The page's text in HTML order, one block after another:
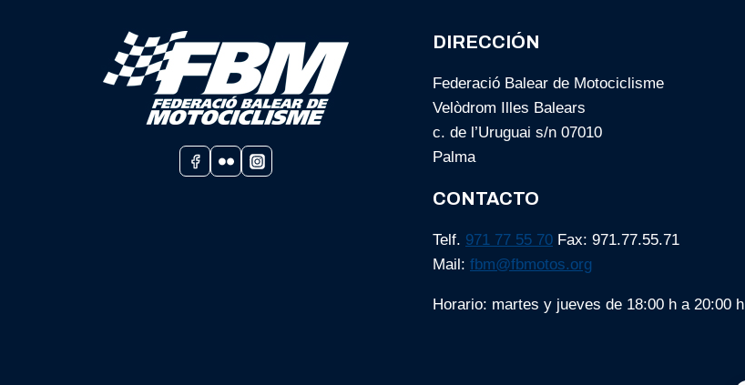
DIRECCIÓN
Federació Balear de Motociclisme
Velòdrom Illes Balears
c. de l’Uruguai s/n 07010
Palma
CONTACTO
Telf. 971 77 55 70 Fax: 971.77.55.71
Mail: fbm@fbmotos.org
Horario: martes y jueves de 18:00 h a 20:00 h